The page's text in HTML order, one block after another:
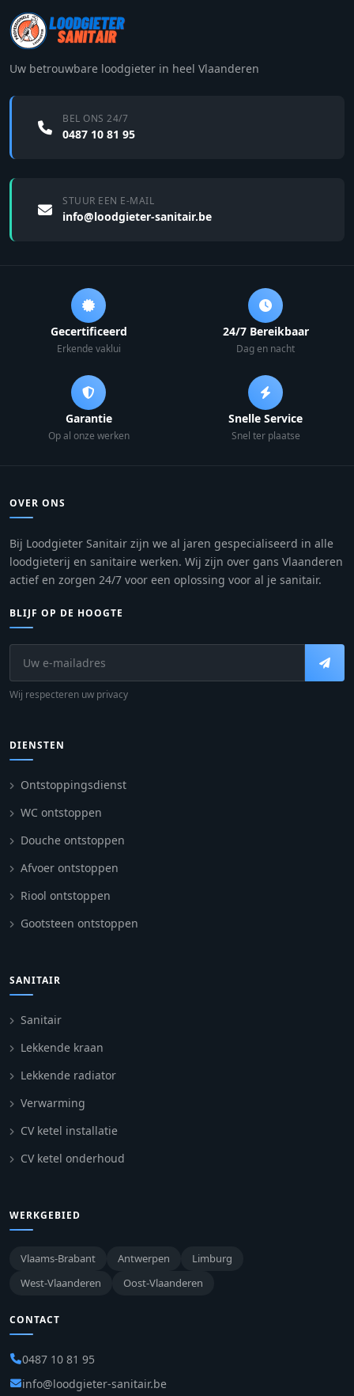
Uw betrouwbare loodgieter in heel Vlaanderen
BEL ONS 24/7
0487 10 81 95
STUUR EEN E-MAIL
info@loodgieter-sanitair.be
Gecertificeerd
Erkende vaklui
24/7 Bereikbaar
Dag en nacht
Garantie
Op al onze werken
Snelle Service
Snel ter plaatse
OVER ONS
Bij Loodgieter Sanitair zijn we al jaren gespecialiseerd in alle
loodgieterij en sanitaire werken. Wij zijn over gans Vlaanderen
actief en zorgen 24/7 voor een oplossing voor al je sanitair.
BLIJF OP DE HOOGTE
Wij respecteren uw privacy
DIENSTEN
Ontstoppingsdienst
WC ontstoppen
Douche ontstoppen
Afvoer ontstoppen
Riool ontstoppen
Gootsteen ontstoppen
SANITAIR
Sanitair
Lekkende kraan
Lekkende radiator
Verwarming
CV ketel installatie
CV ketel onderhoud
WERKGEBIED
Vlaams-Brabant Antwerpen
Limburg
West-Vlaanderen
Oost-Vlaanderen
CONTACT
0487 10 81 95
info@loodgieter-sanitair.be